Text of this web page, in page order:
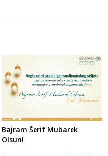
Bajram Šerif Mubarek
Olsun!